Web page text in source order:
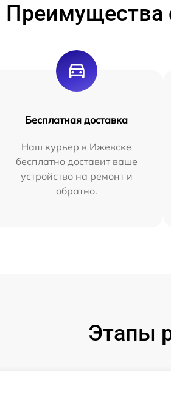
Преимущества
Бесплатная доставка
Наш курьер в Ижевске
бесплатно доставит ваше
устройство на ремонт и
обратно.
Этапы